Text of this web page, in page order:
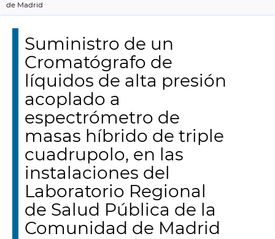
de Madrid
Suministro de un
Cromatógrafo de
líquidos de alta presión
acoplado a
espectrómetro de
masas híbrido de triple
cuadrupolo, en las
instalaciones del
Laboratorio Regional
de Salud Pública de la
Comunidad de Madrid